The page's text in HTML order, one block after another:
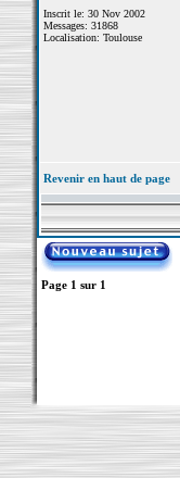
Inscrit le: 30 Nov 2002
Messages: 31868
Localisation: Toulouse
Revenir en haut de page
Page 1 sur 1